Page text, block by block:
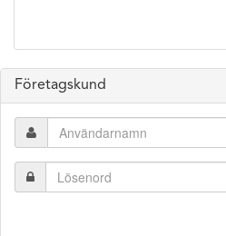
Företagskund